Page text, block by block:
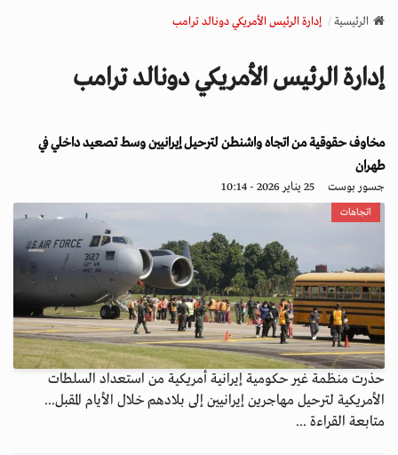
v
a
o
n
الرئيسية إدارة الرئيس الأمريكي دونالد ترامب
إدارة الرئيس الأمريكي دونالد ترامب
مخاوف حقوقية من اتجاه واشنطن لترحيل إيرانيين وسط تصعيد داخلي في
طهران
جسور بوست 25 يناير 2026 - 10:14
اتجاهات
حذرت منظمة غير حكومية إيرانية أمريكية من استعداد السلطات
الأمريكية لترحيل مهاجرين إيرانيين إلى بلادهم خلال الأيام المقبل...
متابعة القراءة ...